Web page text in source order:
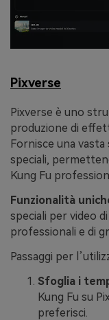
Pixverse
Pixverse è uno
produzione di
Fornisce una
speciali,
Kung Fu
Funzionalità
speciali per video
professionali e di
Passaggi per
Sfoglia i
Kung Fu su
preferisci.